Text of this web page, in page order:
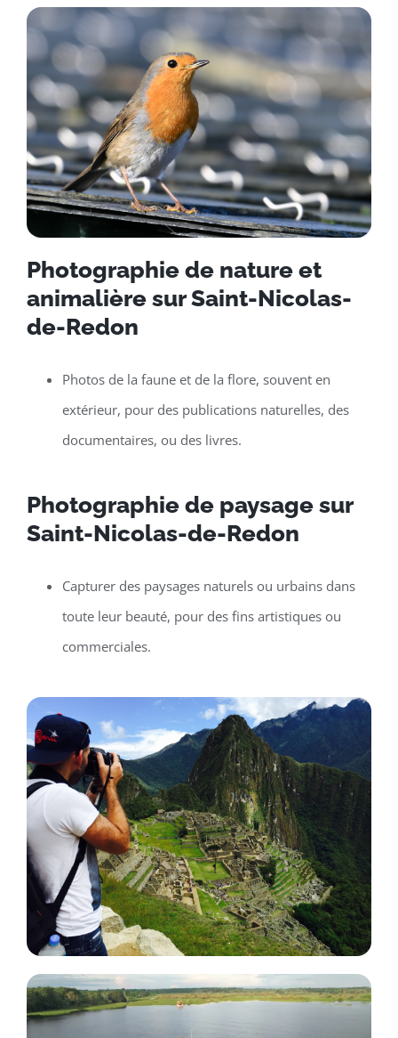
Photographie de nature et
animalière sur Saint-Nicolas-
de-Redon
Photos de la faune et de la flore, souvent en
extérieur, pour des publications naturelles, des
documentaires, ou des livres.
Photographie de paysage sur
Saint-Nicolas-de-Redon
Capturer des paysages naturels ou urbains dans
toute leur beauté, pour des fins artistiques ou
commerciales.